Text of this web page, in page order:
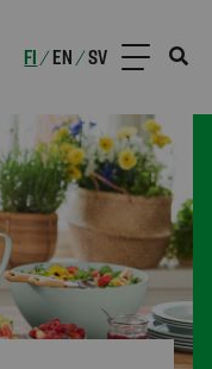
FI /EN /SV